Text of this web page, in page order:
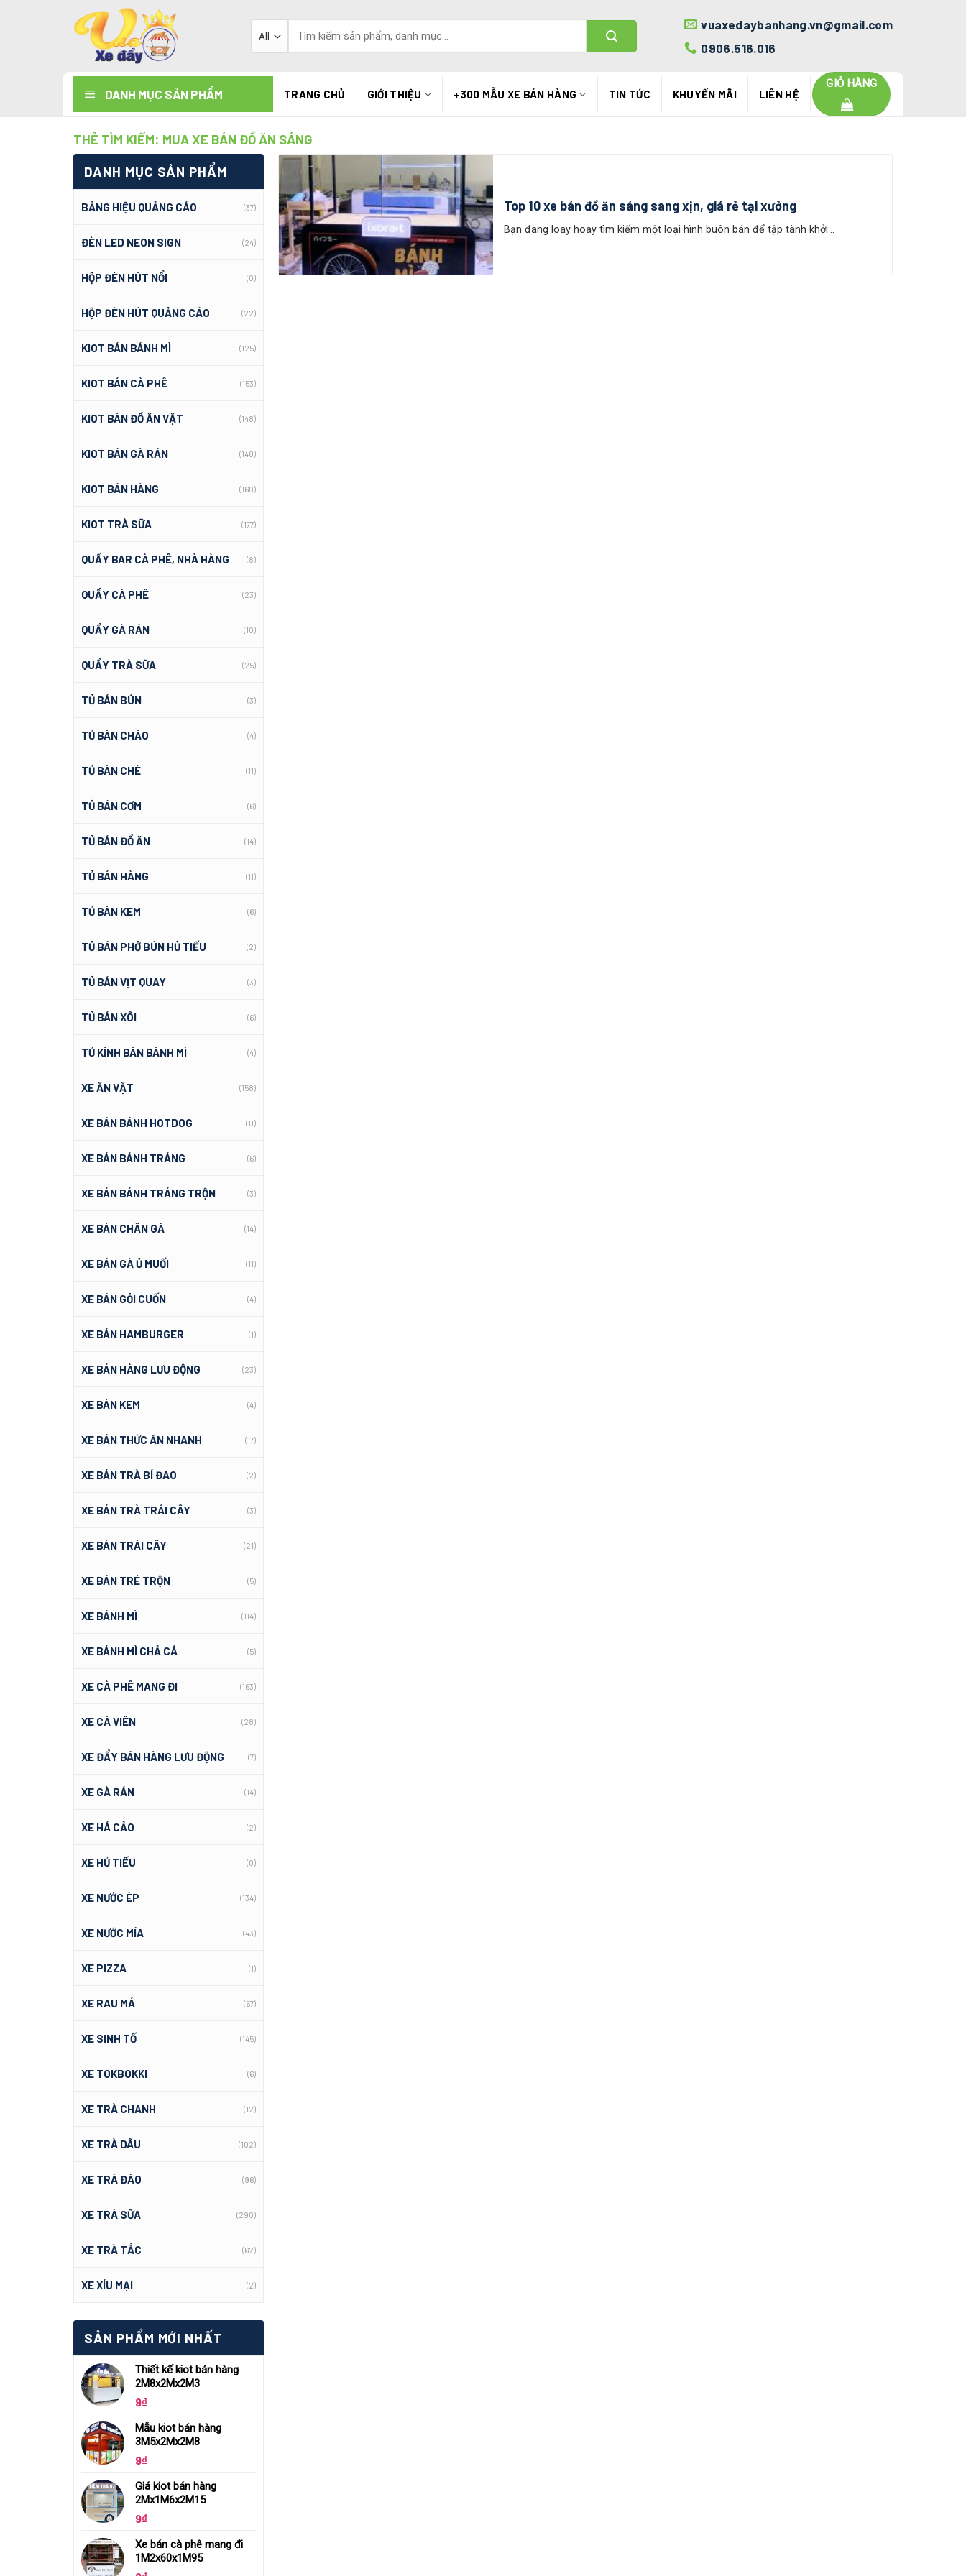
kiếm:
vuaxedaybanhang.vn@gmail.com
0906.516.016
DANH MỤC SẢN PHẨM TRANG CHỦ GIỚI THIỆU +300 MẪU XE BÁN HÀNG TIN TỨC KHUYẾN MÃI LIÊN HỆ
GIỎ HÀNG
THẺ TÌM KIẾM: MUA XE BÁN ĐỒ ĂN SÁNG
DANH MỤC SẢN PHẨM
BẢNG HIỆU QUẢNG CÁO (37)
ĐÈN LED NEON SIGN (24)
HỘP ĐÈN HÚT NỔI (0)
HỘP ĐÈN HÚT QUẢNG CÁO (22)
KIOT BÁN BÁNH MÌ (125)
KIOT BÁN CÀ PHÊ (153)
KIOT BÁN ĐỒ ĂN VẶT (148)
KIOT BÁN GÀ RÁN (148)
KIOT BÁN HÀNG (160)
KIOT TRÀ SỮA (177)
QUẦY BAR CÀ PHÊ, NHÀ HÀNG (8)
QUẦY CÀ PHÊ (23)
QUẦY GÀ RÁN (10)
QUẦY TRÀ SỮA (25)
TỦ BÁN BÚN (3)
TỦ BÁN CHÁO (4)
TỦ BÁN CHÈ (11)
TỦ BÁN CƠM (6)
TỦ BÁN ĐỒ ĂN (14)
TỦ BÁN HÀNG (11)
TỦ BÁN KEM (6)
TỦ BÁN PHỞ BÚN HỦ TIẾU (2)
TỦ BÁN VỊT QUAY (3)
TỦ BÁN XÔI (6)
TỦ KÍNH BÁN BÁNH MÌ (4)
XE ĂN VẶT (158)
XE BÁN BÁNH HOTDOG (11)
XE BÁN BÁNH TRÁNG (6)
XE BÁN BÁNH TRÁNG TRỘN (3)
XE BÁN CHÂN GÀ (14)
XE BÁN GÀ Ủ MUỐI (11)
XE BÁN GỎI CUỐN (4)
XE BÁN HAMBURGER (1)
XE BÁN HÀNG LƯU ĐỘNG (23)
XE BÁN KEM (4)
XE BÁN THỨC ĂN NHANH (17)
XE BÁN TRÀ BÍ ĐAO (2)
XE BÁN TRÀ TRÁI CÂY (3)
XE BÁN TRÁI CÂY (21)
XE BÁN TRÉ TRỘN (5)
XE BÁNH MÌ (114)
XE BÁNH MÌ CHẢ CÁ (5)
XE CÀ PHÊ MANG ĐI (163)
XE CÁ VIÊN (28)
XE ĐẨY BÁN HÀNG LƯU ĐỘNG (7)
XE GÀ RÁN (14)
XE HÁ CẢO (2)
XE HỦ TIẾU (0)
XE NƯỚC ÉP (134)
XE NƯỚC MÍA (43)
XE PIZZA (1)
XE RAU MÁ (67)
XE SINH TỐ (145)
XE TOKBOKKI (6)
XE TRÀ CHANH (12)
XE TRÀ DÂU (102)
XE TRÀ ĐÀO (96)
XE TRÀ SỮA (290)
XE TRÀ TẮC (62)
XE XÍU MẠI (2)
SẢN PHẨM MỚI NHẤT
Thiết kế kiot bán hàng
2M8x2Mx2M3
9₫
Mẫu kiot bán hàng
3M5x2Mx2M8
9₫
Giá kiot bán hàng
2Mx1M6x2M15
9₫
Xe bán cà phê mang đi
1M2x60x1M95
Top 10 xe bán đồ ăn sáng sang xịn, giá rẻ tại xưởng
Bạn đang loay hoay tìm kiếm một loại hình buôn bán để tập tành khởi...